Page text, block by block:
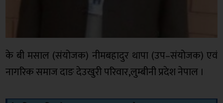
के बी मसाल (संयोजक) नीमबहादुर थापा (उप–संयोजक) एवं
नागरिक समाज दाङ देउखुरी परिवार,लुम्बीनी प्रदेश नेपाल ।